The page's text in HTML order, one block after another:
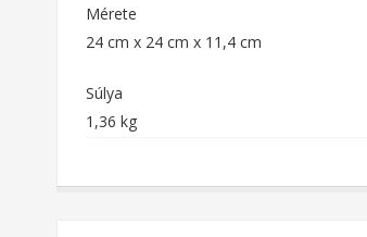
Mérete
24 cm x 24 cm x 11,4 cm
Súlya
1,36 kg